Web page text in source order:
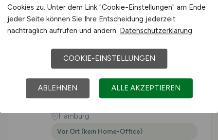
Lebensmitteltechnik
(m/w/d)in Hamburg
jobnext24 GmbH
Hamburg
Vor Ort (kein Home-Office)
Cookies zu. Unter dem Link "Cookie-Einstellungen" am Ende
jeder Seite können Sie Ihre Entscheidung jederzeit
nachträglich aufrufen und ändern. Datenschutzerklärung
COOKIE-EINSTELLUNGEN
ABLEHNEN ALLE AKZEPTIEREN